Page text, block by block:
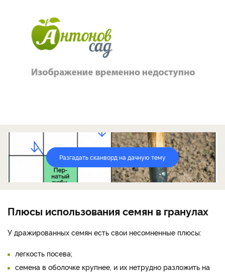
Разгадать сканворд на дачную тему
Плюсы использования семян в гранулах
У дражированных семян есть свои несом­ненные плюсы:
легкость по­сева;
семена в оболочке крупнее, и их нетрудно раз­ложить на